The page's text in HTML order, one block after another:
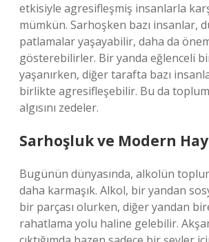
etkisiyle agresifleşmiş insanlarla
mümkün. Sarhoşken bazı insanlar,
patlamalar yaşayabilir, daha da
gösterebilirler. Bir yanda eğlenceli
yaşanırken, diğer tarafta bazı
birlikte agresifleşebilir. Bu da
algısını zedeler.
Sarhoşluk ve Modern
Bugünün dünyasında, alkolün
daha karmaşık. Alkol, bir yandan
bir parçası olurken, diğer yandan
rahatlama yolu haline gelebilir.